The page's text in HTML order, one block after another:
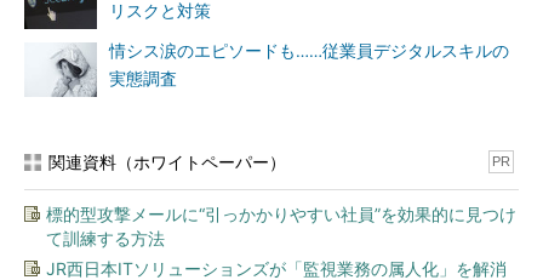
リスクと対策
情シス涙のエピソードも……従業員デジタルスキルの
実態調査
関連資料（ホワイトペーパー） PR
標的型攻撃メールに“引っかかりやすい社員”を効果的に見つけ
て訓練する方法
JR西日本ITソリューションズが「監視業務の属人化」を解消